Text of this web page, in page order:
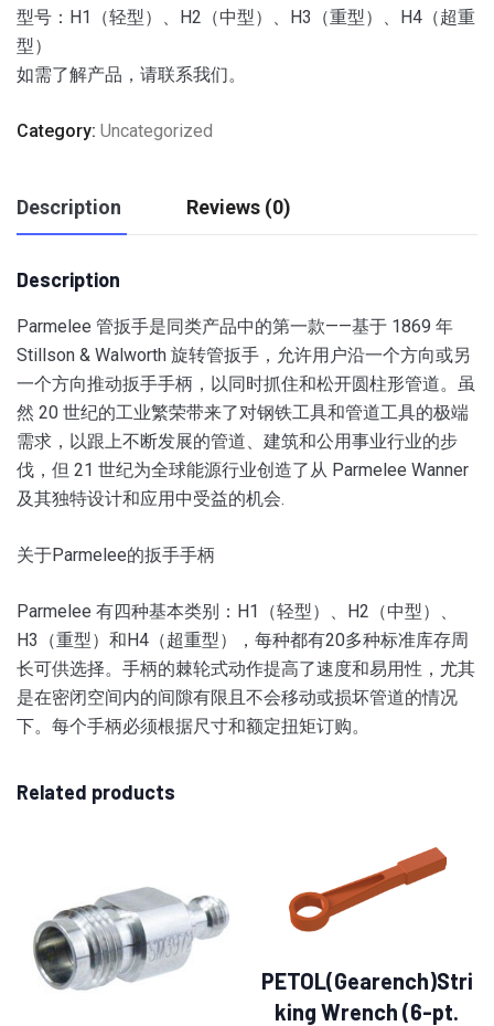
型号：H1（轻型）、H2（中型）、H3（重型）、H4（超重
型）
如需了解产品，请联系我们。
Category: Uncategorized
Description Reviews (0)
Description
Parmelee 管扳手是同类产品中的第一款——基于 1869 年
Stillson & Walworth 旋转管扳手，允许用户沿一个方向或另
一个方向推动扳手手柄，以同时抓住和松开圆柱形管道。
虽
然 20 世纪的工业繁荣带来了对钢铁工具和管道工具的极端
需求，以跟上不断发展的管道、建筑和公用事业行业的步
伐，但 21 世纪为全球能源行业创造了从 Parmelee Wanner
及其独特设计和应用中受益的机会.
关于Parmelee的扳手手柄
Parmelee 有四种基本类别：H1（轻型）、H2（中型）、
H3（重型）和H4（超重型），每种都有20多种标准库存周
长可供选择。 手柄的棘轮式动作提高了速度和易用性，尤其
是在密闭空间内的间隙有限且不会移动或损坏管道的情况
下。 每个手柄必须根据尺寸和额定扭矩订购。
Related products
PETOL(Gearench)Stri
king Wrench (6-pt.